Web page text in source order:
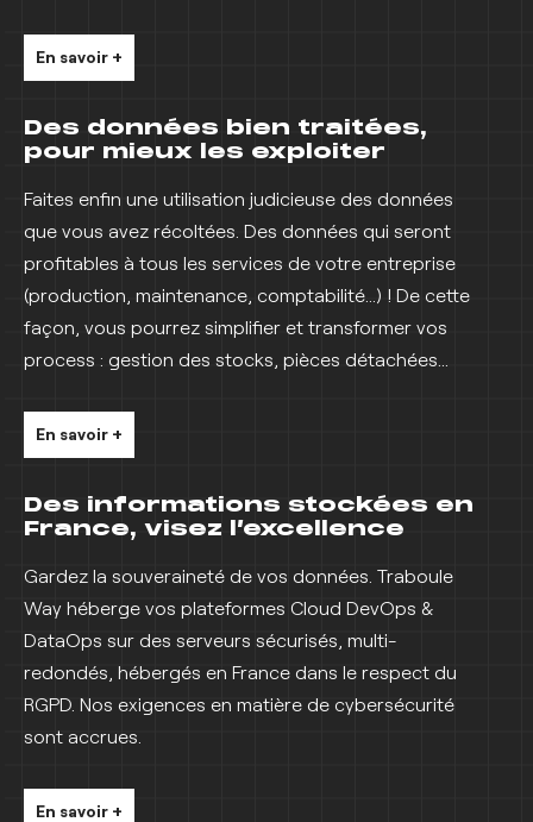
En savoir +
Des données bien traitées,
pour mieux les exploiter
Faites enfin une utilisation judicieuse des données
que vous avez récoltées. Des données qui seront
profitables à tous les services de votre entreprise
(production, maintenance, comptabilité…) ! De cette
façon, vous pourrez simplifier et transformer vos
process : gestion des stocks, pièces détachées…
En savoir +
Des informations stockées en
France, visez l’excellence
Gardez la souveraineté de vos données. Traboule
Way héberge vos plateformes Cloud DevOps &
DataOps sur des serveurs sécurisés, multi-
redondés, hébergés en France dans le respect du
RGPD. Nos exigences en matière de cybersécurité
sont accrues.
En savoir +